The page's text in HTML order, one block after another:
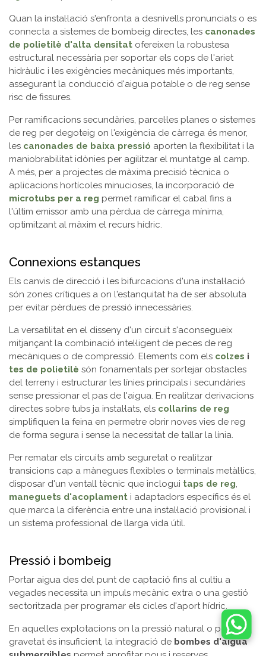
Quan la instal·lació s'enfronta a desnivells pronunciats o es
connecta a sistemes de bombeig directes, les canonades
de polietilè d'alta densitat ofereixen la robustesa
estructural necessària per soportar els cops de l'ariet
hidràulic i les exigències mecàniques més importants,
assegurant la conducció d'aigua potable o de reg sense
risc de fissures.
Per ramificacions secundàries, parcel·les planes o sistemes
de reg per degoteig on l'exigència de càrrega és menor,
les canonades de baixa pressió aporten la flexibilitat i la
maniobrabilitat idònies per agilitzar el muntatge al camp.
A més, per a projectes de màxima precisió tècnica o
aplicacions hortícoles minucioses, la incorporació de
microtubs per a reg permet ramificar el cabal fins a
l'últim emissor amb una pèrdua de càrrega mínima,
optimitzant al màxim el recurs hídric.
Connexions estanques
Els canvis de direcció i les bifurcacions d'una instal·lació
són zones crítiques a on l'estanquitat ha de ser absoluta
per evitar pèrdues de pressió innecessàries.
La versatilitat en el disseny d'un circuit s'aconsegueix
mitjançant la combinació intel·ligent de peces de reg
mecàniques o de compressió. Elements com els colzes i
tes de polietilè són fonamentals per sortejar obstacles
del terreny i estructurar les línies principals i secundàries
sense pressionar el pas de l'aigua. En realitzar derivacions
directes sobre tubs ja instal·lats, els collarins de reg
simplifiquen la feina en permetre obrir noves vies de reg
de forma segura i sense la necessitat de tallar la línia.
Per rematar els circuits amb seguretat o realitzar
transicions cap a mànegues flexibles o terminals metàl·lics,
disposar d'un ventall tècnic que inclogui taps de reg,
maneguets d'acoplament i adaptadors específics és el
que marca la diferència entre una instal·lació provisional i
un sistema professional de llarga vida útil.
Pressió i bombeig
Portar aigua des del punt de captació fins al cultiu a
vegades necessita un impuls mecànic extra o una gestió
sectoritzada per programar els cicles d'aport hídric.
En aquelles explotacions on la pressió natural o per
gravetat és insuficient, la integració de bombes d'aigua